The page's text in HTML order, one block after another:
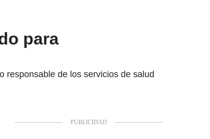
para
responsable de los servicios de salud